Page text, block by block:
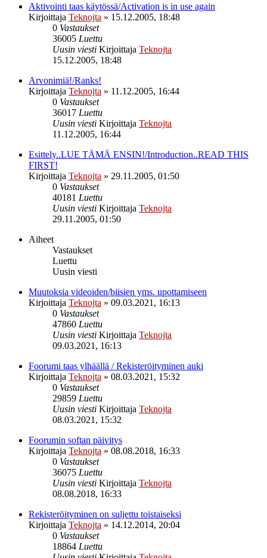
Aktivointi taas käytössä/Activation is in use again
Kirjoittaja Teknojta » 15.12.2005, 18:48
0 Vastaukset
36005 Luettu
Uusin viesti Kirjoittaja Teknojta
15.12.2005, 18:48
Arvonimiä!/Ranks!
Kirjoittaja Teknojta » 11.12.2005, 16:44
0 Vastaukset
36017 Luettu
Uusin viesti Kirjoittaja Teknojta
11.12.2005, 16:44
Esittely..LUE TÄMÄ ENSIN!/Introduction..READ THIS
FIRST!
Kirjoittaja Teknojta » 29.11.2005, 01:50
0 Vastaukset
40181 Luettu
Uusin viesti Kirjoittaja Teknojta
29.11.2005, 01:50
Aiheet
Vastaukset
Luettu
Uusin viesti
Muutoksia videoiden/biisien yms. upottamiseen
Kirjoittaja Teknojta » 09.03.2021, 16:13
0 Vastaukset
47860 Luettu
Uusin viesti Kirjoittaja Teknojta
09.03.2021, 16:13
Foorumi taas ylhäällä / Rekisteröityminen auki
Kirjoittaja Teknojta » 08.03.2021, 15:32
0 Vastaukset
29859 Luettu
Uusin viesti Kirjoittaja Teknojta
08.03.2021, 15:32
Foorumin softan päivitys
Kirjoittaja Teknojta » 08.08.2018, 16:33
0 Vastaukset
36075 Luettu
Uusin viesti Kirjoittaja Teknojta
08.08.2018, 16:33
Rekisteröityminen on suljettu toistaiseksi
Kirjoittaja Teknojta » 14.12.2014, 20:04
0 Vastaukset
18864 Luettu